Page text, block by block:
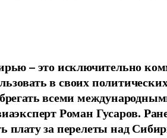
– это исключительно
в своих
всеми
Роман Гусаров.
плату за перелеты над